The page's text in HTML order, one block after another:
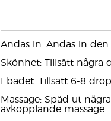
Andas in: Andas in
Skönhet: Tillsätt några
I badet: Tillsätt 6-8
Massage: Späd ut
avkopplande massage.